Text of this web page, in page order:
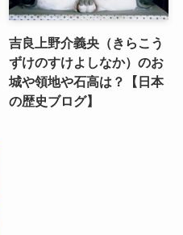
吉良上野介義央（きらこう
ずけのすけよしなか）のお
城や領地や石高は？【日本
の歴史ブログ】